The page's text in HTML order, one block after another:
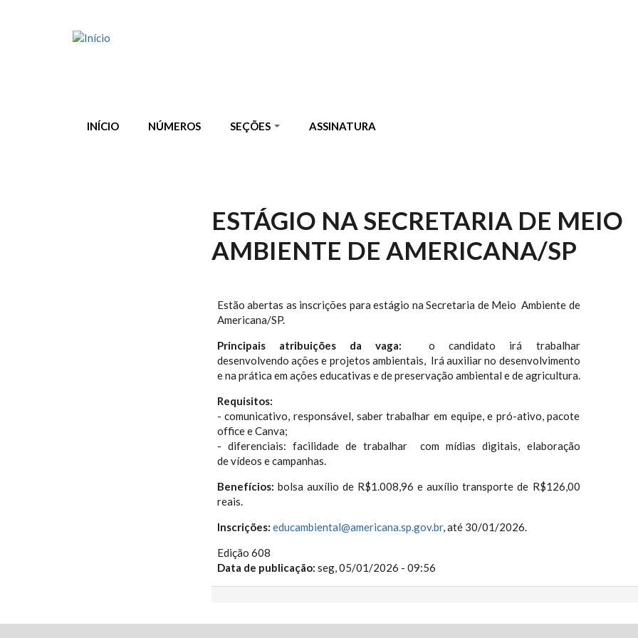
INÍCIO NÚMEROS SEÇÕES ASSINATURA
ESTÁGIO NA SECRETARIA DE MEIO
AMBIENTE DE AMERICANA/SP
Estão abertas as inscrições para estágio na Secretaria de Meio Ambiente de
Americana/SP.
Principais atribuições da vaga:o candidato irá trabalhar
desenvolvendo ações e projetos ambientais, Irá auxiliar no desenvolvimento
e na prática em ações educativas e de preservação ambiental e de agricultura.
Requisitos:
- comunicativo, responsável, saber trabalhar em equipe, e pró-ativo, pacote
office e Canva;
- diferenciais: facilidade de trabalhar com mídias digitais, elaboração
de vídeos e campanhas.
Benefícios: bolsa auxílio de R$1.008,96 e auxílio transporte de R$126,00
reais.
Inscrições: educambiental@americana.sp.gov.br, até 30/01/2026.
Edição 608
Data de publicação: seg, 05/01/2026 - 09:56